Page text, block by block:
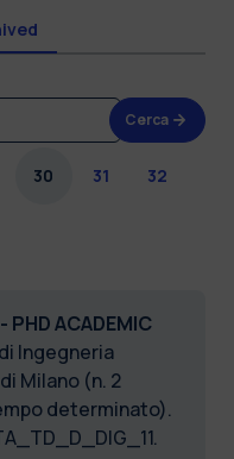
Cerca
30 31 32
PHD ACADEMIC
Ingegneria
Milano (n. 2
determinato).